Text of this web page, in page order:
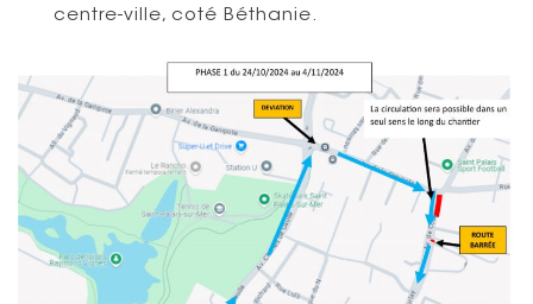
centre-ville, coté Béthanie.